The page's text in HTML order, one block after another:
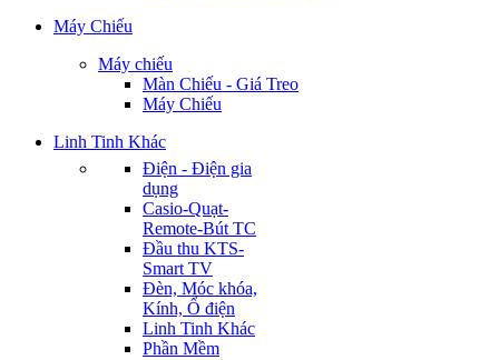
Máy Chiếu
Máy chiếu
Màn Chiếu - Giá Treo
Máy Chiếu
Linh Tinh Khác
Điện - Điện gia
dụng
Casio-Quạt-
Remote-Bút TC
Đầu thu KTS-
Smart TV
Đèn, Móc khóa,
Kính, Ổ điện
Linh Tinh Khác
Phần Mềm